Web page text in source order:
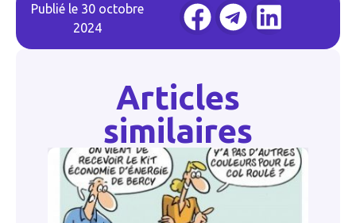
Publié le 30 octobre
2024
Articles
similaires